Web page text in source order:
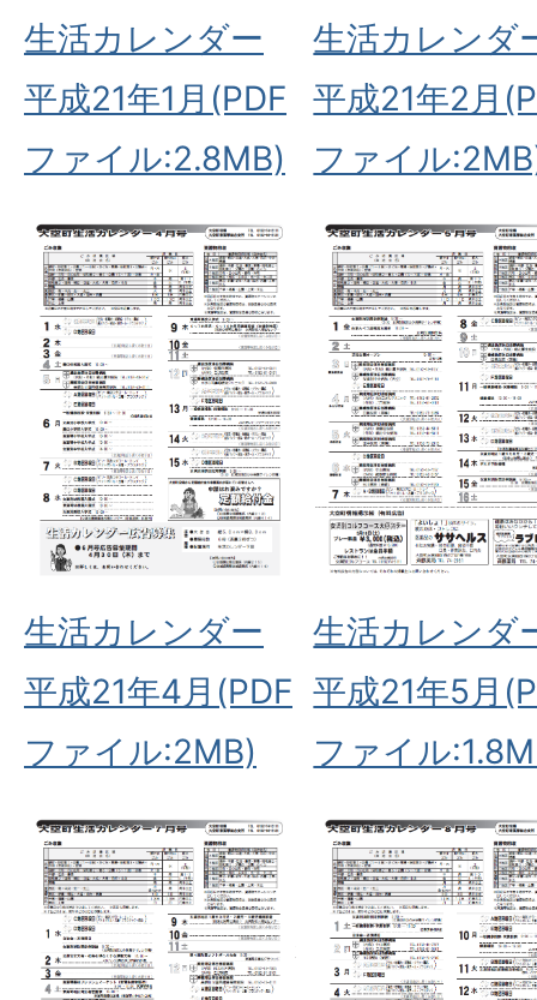
生活カレンダー
平成21年1月(PDF
ファイル:2.8MB)
生活カレンダ
平成21年2月
ファイル
生活カレンダー
平成21年4月(PDF
ファイル:2MB)
生活カレンダ
平成21年5月
ファイル